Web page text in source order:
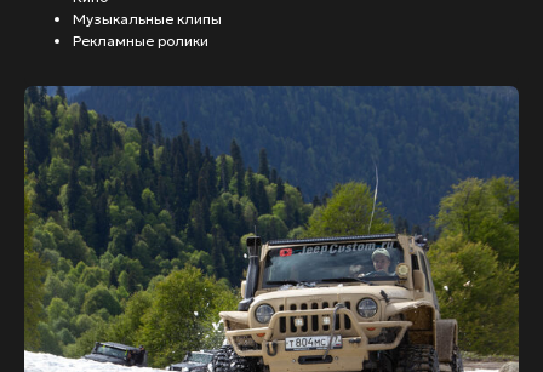
Музыкальные клипы
Рекламные ролики